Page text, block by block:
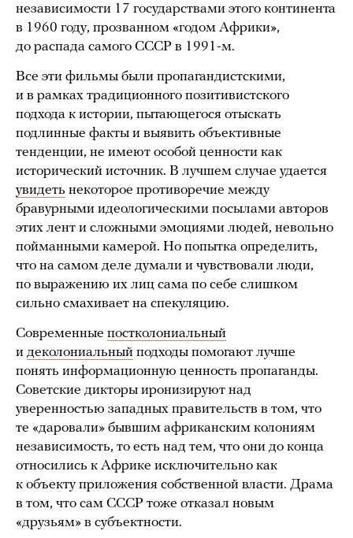
независимости 17 государствами этого континента
в 1960 году, прозванном «годом Африки»,
до распада самого СССР в 1991-м.
Все эти фильмы были пропагандистскими,
и в рамках традиционного позитивистского
подхода к истории, пытающегося отыскать
подлинные факты и выявить объективные
тенденции, не имеют особой ценности как
исторический источник. В лучшем случае удается
увидеть некоторое противоречие между
бравурными идеологическими посылами авторов
этих лент и сложными эмоциями людей, невольно
пойманными камерой. Но попытка определить,
что на самом деле думали и чувствовали люди,
по выражению их лиц сама по себе слишком
сильно смахивает на спекуляцию.
Современные постколониальный
и деколониальный подходы помогают лучше
понять информационную ценность пропаганды.
Советские дикторы иронизируют над
уверенностью западных правительств в том, что
те «даровали» бывшим африканским колониям
независимость, то есть над тем, что они до конца
относились к Африке исключительно как
к объекту приложения собственной власти. Драма
в том, что сам СССР тоже отказал новым
«друзьям» в субъектности.